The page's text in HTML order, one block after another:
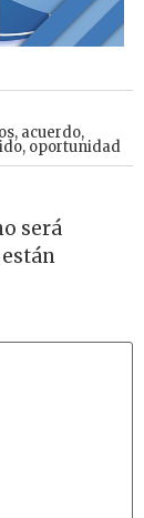
, acuerdo,
, oportunidad
será